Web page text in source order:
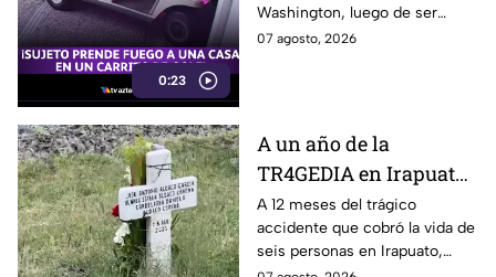
0:23
en una casa
Washington, luego de ser
señalado como presunto
07 agosto, 2026
A un año de la
TR4GEDIA en Irapuato:
así luce hoy el lugar
donde MURI3RON seis
personas arroll4das
A 12 meses del trágico
accidente que cobró la vida de
seis personas en Irapuato,